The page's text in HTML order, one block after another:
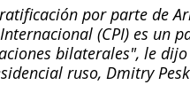
por parte de
(CPI) es un
bilaterales", le
ruso, Dmitry